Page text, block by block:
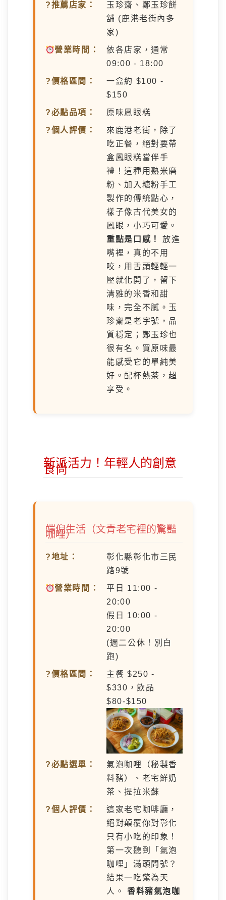
?推薦店家：
玉珍齋、鄭玉珍餅
舖 (鹿港老街內多
家)
營業時間：
依各店家，通常
09:00 - 18:00
?價格區間：
一盒約 $100 -
$150
?必點品項： 原味鳳眼糕
?個人評價：
來鹿港老街，除了
吃正餐，絕對要帶
盒鳳眼糕當伴手
禮！這種用熟米磨
粉、加入糖粉手工
製作的傳統點心，
樣子像古代美女的
鳳眼，小巧可愛。
重點是口感！
放進
嘴裡，真的不用
咬，用舌頭輕輕一
壓就化開了，留下
清雅的米香和甜
味，完全不膩。玉
珍齋是老字號，品
質穩定；鄭玉珍也
很有名。買原味最
能感受它的單純美
好。配杯熱茶，超
享受。
新派活力！年輕人的創意
食尚
端倪生活（文青老宅裡的驚豔
咖哩）
?地址：
彰化縣彰化市三民
路9號
營業時間：
平日 11:00 -
20:00
假日 10:00 -
20:00
(週二公休！別白
跑)
?價格區間：
主餐 $250 -
$330，飲品
$80-$150
?必點選單：
氣泡咖哩（秘製香
料豬）、老宅鮮奶
茶、提拉米蘇
?個人評價：
這家老宅咖啡廳，
絕對顛覆你對彰化
只有小吃的印象！
第一次聽到「氣泡
咖哩」滿頭問號？
結果一吃驚為天
人。香料豬氣泡咖